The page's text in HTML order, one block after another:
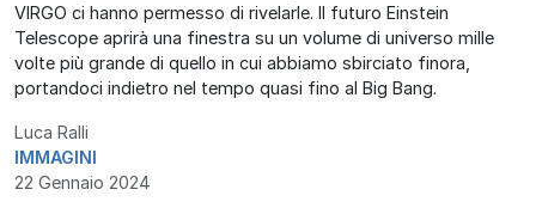
VIRGO ci hanno permesso di rivelarle. Il futuro Einstein
Telescope aprirà una finestra su un volume di universo mille
volte più grande di quello in cui abbiamo sbirciato finora,
portandoci indietro nel tempo quasi fino al Big Bang.
Luca Ralli
IMMAGINI
22 Gennaio 2024